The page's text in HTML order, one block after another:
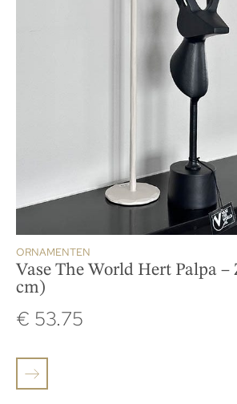
ORNAMENTEN
Vase The World Hert Palpa –
cm)
€ 53.75